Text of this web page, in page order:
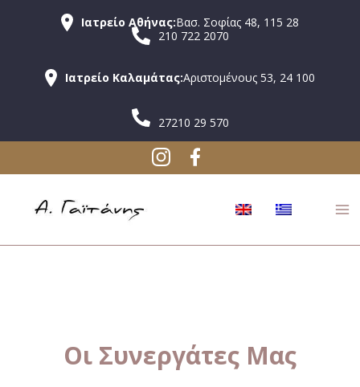
Ιατρείο Αθήνας:Βασ. Σοφίας 48, 115 28
210 722 2070
Ιατρείο Καλαμάτας:Αριστομένους 53, 24 100
27210 29 570
Οι Συνεργάτες Μας